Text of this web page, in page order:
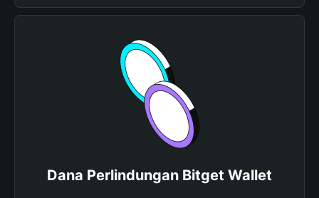
Dana Perlindungan Bitget Wallet